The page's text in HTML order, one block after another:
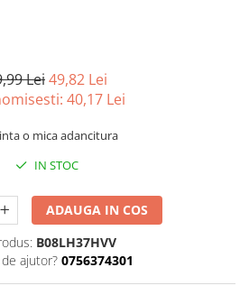
Lei49,82 Lei
40,17 Lei
o mica adancitura
IN STOC
ADAUGA IN COS
B08LH37HVV
ajutor? 0756374301